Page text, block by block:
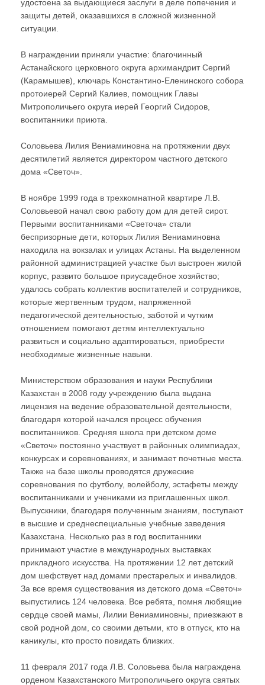
удостоена за выдающиеся заслуги в деле попечения и
защиты детей, оказавшихся в сложной жизненной
ситуации.
В награждении приняли участие: благочинный
Астанайского церковного округа архимандрит Сергий
(Карамышев), ключарь Константино-Еленинского собора
протоиерей Сергий Калиев, помощник Главы
Митрополичьего округа иерей Георгий Сидоров,
воспитанники приюта.
Соловьева Лилия Вениаминовна на протяжении двух
десятилетий является директором частного детского
дома «Светоч».
В ноябре 1999 года в трехкомнатной квартире Л.В.
Соловьевой начал свою работу дом для детей сирот.
Первыми воспитанниками «Светоча» стали
беспризорные дети, которых Лилия Вениаминовна
находила на вокзалах и улицах Астаны. На выделенном
районной администрацией участке был выстроен жилой
корпус, развито большое приусадебное хозяйство;
удалось собрать коллектив воспитателей и сотрудников,
которые жертвенным трудом, напряженной
педагогической деятельностью, заботой и чутким
отношением помогают детям интеллектуально
развиться и социально адаптироваться, приобрести
необходимые жизненные навыки.
Министерством образования и науки Республики
Казахстан в 2008 году учреждению была выдана
лицензия на ведение образовательной деятельности,
благодаря которой начался процесс обучения
воспитанников. Средняя школа при детском доме
«Светоч» постоянно участвует в районных олимпиадах,
конкурсах и соревнованиях, и занимает почетные места.
Также на базе школы проводятся дружеские
соревнования по футболу, волейболу, эстафеты между
воспитанниками и учениками из приглашенных школ.
Выпускники, благодаря полученным знаниям, поступают
в высшие и среднеспециальные учебные заведения
Казахстана. Несколько раз в год воспитанники
принимают участие в международных выставках
прикладного искусства. На протяжении 12 лет детский
дом шефствует над домами престарелых и инвалидов.
За все время существования из детского дома «Светоч»
выпустились 124 человека. Все ребята, помня любящие
сердце своей мамы, Лилии Вениаминовны, приезжают в
свой родной дом, со своими детьми, кто в отпуск, кто на
каникулы, кто просто повидать близких.
11 февраля 2017 года Л.В. Соловьева была награждена
орденом Казахстанского Митрополичьего округа святых